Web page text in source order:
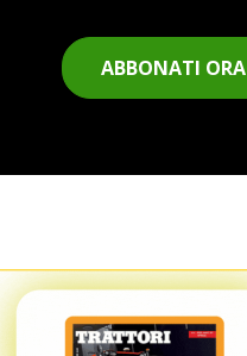
ABBONATI ORA